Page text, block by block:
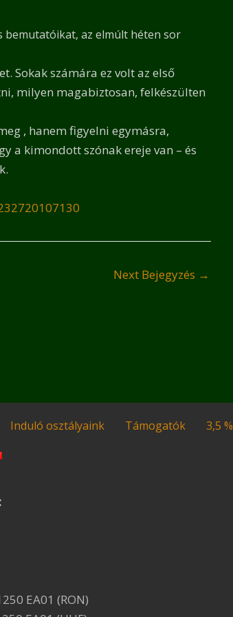
az elmúlt héten sor
Sokak számára ez volt az első
milyen magabiztosan, felkészülten
, hanem figyelni egymásra,
a kimondott szónak ereje van – és
Next Bejegyzés →
Induló osztályaink Támogatók 3,5 %
EA01 (RON)